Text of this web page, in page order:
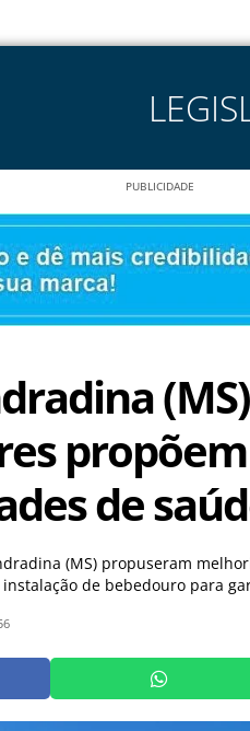
PUBLICIDADE
de
(MS) propuseram
de bebedouro para